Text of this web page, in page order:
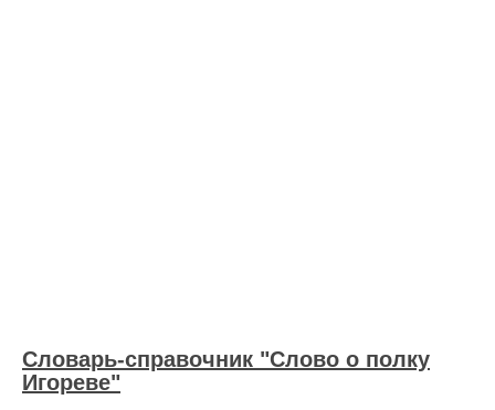
Словарь-справочник "Слово о полку
Игореве"